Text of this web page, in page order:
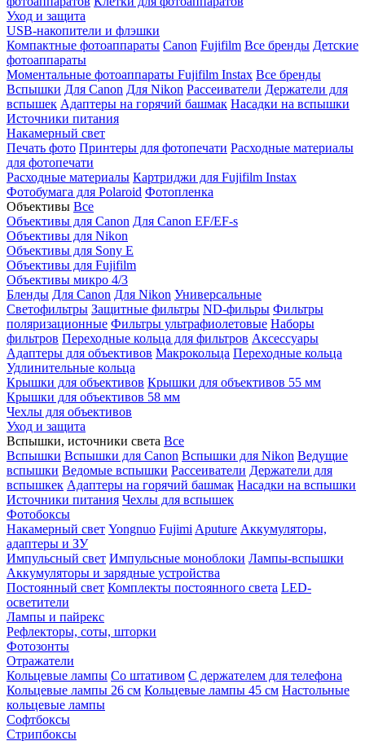
Уход и защита
USB-накопители и флэшки
Компактные фотоаппараты Canon Fujifilm Все бренды Детские
фотоаппараты
Моментальные фотоаппараты Fujifilm Instax Все бренды
Вспышки Для Canon Для Nikon Рассеиватели Держатели для
вспышек Адаптеры на горячий башмак Насадки на вспышки
Источники питания
Накамерный свет
Печать фото Принтеры для фотопечати Расходные материалы
для фотопечати
Расходные материалы Картриджи для Fujifilm Instax
Фотобумага для Polaroid Фотопленка
Объективы Все
Объективы для Canon Для Canon EF/EF-s
Объективы для Nikon
Объективы для Sony E
Объективы для Fujifilm
Объективы микро 4/3
Бленды Для Canon Для Nikon Универсальные
Светофильтры Защитные фильтры ND-фильры Фильтры
поляризационные Фильтры ультрафиолетовые Наборы
фильтров Переходные кольца для фильтров Аксессуары
Адаптеры для объективов Макрокольца Переходные кольца
Удлинительные кольца
Крышки для объективов Крышки для объективов 55 мм
Крышки для объективов 58 мм
Чехлы для объективов
Уход и защита
Вспышки, источники света Все
Вспышки Вспышки для Canon Вспышки для Nikon Ведущие
вспышки Ведомые вспышки Рассеиватели Держатели для
вспышкек Адаптеры на горячий башмак Насадки на вспышки
Источники питания Чехлы для вспышек
Фотобоксы
Накамерный свет Yongnuo Fujimi Aputure Аккумуляторы,
адаптеры и ЗУ
Импульсный свет Импульсные моноблоки Лампы-вспышки
Аккумуляторы и зарядные устройства
Постоянный свет Комплекты постоянного света LED-
осветители
Лампы и пайрекс
Рефлекторы, соты, шторки
Фотозонты
Отражатели
Кольцевые лампы Со штативом С держателем для телефона
Кольцевые лампы 26 см Кольцевые лампы 45 см Настольные
кольцевые лампы
Софтбоксы
Стрипбоксы